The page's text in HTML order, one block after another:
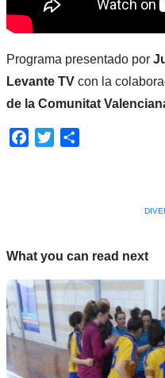
Programa presentado por
Levante TV con la
de la Comunitat
Facebook
Twitter
What you can read next